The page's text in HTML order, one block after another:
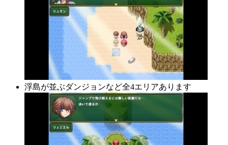
浮島が並ぶダンジョンなど全4エリアあります